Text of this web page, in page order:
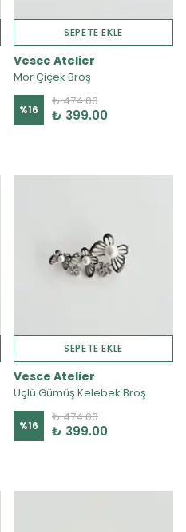
SEPETE EKLE
Vesce Atelier
Mor Çiçek Broş
%16
₺ 474.00
₺ 399.00
SEPETE EKLE
Vesce Atelier
Üçlü Gümüş Kelebek Broş
%16
₺ 474.00
₺ 399.00